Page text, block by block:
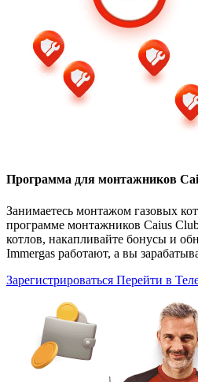
Программа для монтажников
Занимаетесь монтажом газовых
программе монтажников Caius
котлов, накапливайте бонусы и
Immergas работают, а вы
Зарегистрироваться Перейти в